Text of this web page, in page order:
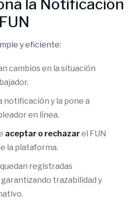
la Notificación
y eficiente:
cambios en la situación
notificación y la pone a
en línea.
aceptar o rechazarel FUN
la plataforma.
registradas
trazabilidad y